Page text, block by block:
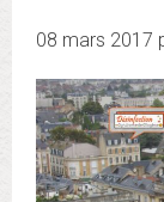
08 mars 2017